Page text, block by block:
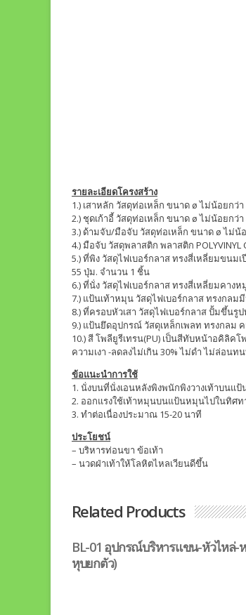
รายละเอียดโครงสร้าง
1.) เสาหลัก วัสดุท่อเหล็ก ขนาด ø ไม่น้อยกว่
2.) ชุดเก้าอี้ วัสดุท่อเหล็ก ขนาด ø ไม่น้อยกว่
3.) ด้ามจับ/มือจับ วัสดุท่อเหล็ก ขนาด ø ไม่น้
4.) มือจับ วัสดุพลาสติก พลาสติก POLYVINYL
5.) ที่พิง วัสดุไฟเบอร์กลาส ทรงสี่เหลี่ยมขน
55 ปุ่ม. จำนวน 1 ชิ้น
6.) ที่นั่ง วัสดุไฟเบอร์กลาส ทรงสี่เหลี่ยมคา
7.) แป้นเท้าหมุน วัสดุไฟเบอร์กลาส ทรงกล
8.) ที่ครอบหัวเสา วัสดุไฟเบอร์กลาส ปั้มขึ้นรู
9.) แป้นยึดอุปกรณ์ วัสดุเหล็กเพลท ทรงกลม
10.) สี โพลียูรีเทรน(PU) เป็นสีทับหน้าอคิลิค
ความเงา -ลดลงไม่เกิน 30% ไม่ดำ ไม่ล่อน
ข้อแนะนำการใช้
1. นั่งบนที่นั่งเอนหลังพิงพนักพิงวางเท้าบนแ
2. ออกแรงใช้เท้าหมุนบนแป้นหมุนไปในทิศ
3. ทำต่อเนื่องประมาณ 15-20 นาที
ประโยชน์
– บริหารท่อนขา ข้อเท้า
– นวดฝ่าเท้าให้โลหิตไหลเวียนดีขึ้น
Related Products
BL-01 อุปกรณ์บริหารแขน-หัวไหล่-
หุบยกตัว)